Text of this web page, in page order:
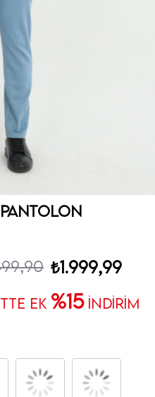
Pantolon
₺1.999,99
EK %15İNDİRİM